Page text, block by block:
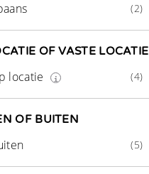
(2)
OF VASTE LOCATIE
locatie (4)
OF BUITEN
(5)